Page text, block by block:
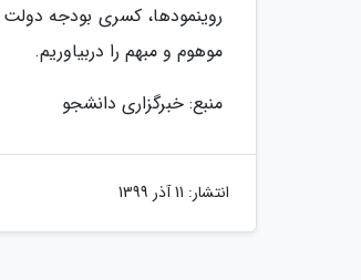
روینمودها، کسری بودجه
موهوم و مبهم را دربیاوریم.
منبع: خبرگزاری دانشجو
انتشار: 11 آذر 1399